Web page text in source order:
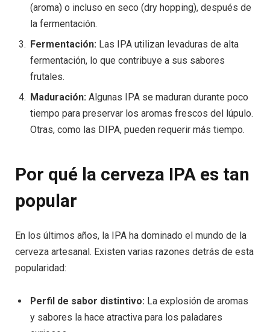
(aroma) o incluso en seco (dry hopping), después de
la fermentación.
Fermentación: Las IPA utilizan levaduras de alta
fermentación, lo que contribuye a sus sabores
frutales.
Maduración: Algunas IPA se maduran durante poco
tiempo para preservar los aromas frescos del lúpulo.
Otras, como las DIPA, pueden requerir más tiempo.
Por qué la cerveza IPA es tan
popular
En los últimos años, la IPA ha dominado el mundo de la
cerveza artesanal. Existen varias razones detrás de esta
popularidad:
Perfil de sabor distintivo: La explosión de aromas
y sabores la hace atractiva para los paladares